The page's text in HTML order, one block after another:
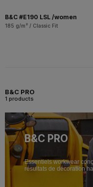
B&C #E190 LSL /women
185 g/m² / Classic Fit
B&C PRO
1 products
B&C PRO
Essentiels workwear
résultats de décoration